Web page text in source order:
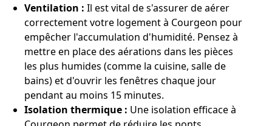
Ventilation : Il est vital de s'assurer de aérer
correctement votre logement à Courgeon pour
empêcher l'accumulation d'humidité. Pensez à
mettre en place des aérations dans les pièces
les plus humides (comme la cuisine, salle de
bains) et d'ouvrir les fenêtres chaque jour
pendant au moins 15 minutes.
Isolation thermique : Une isolation efficace à